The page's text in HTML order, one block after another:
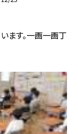
ます。一画一画丁